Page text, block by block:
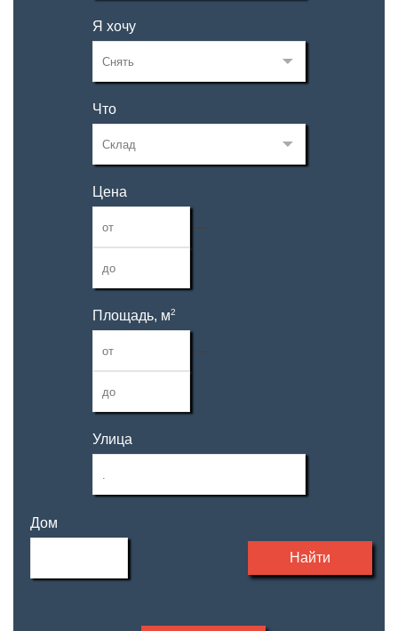
Я хочу
Что
Цена
—
Площадь, м2
—
Улица
Дом
Найти